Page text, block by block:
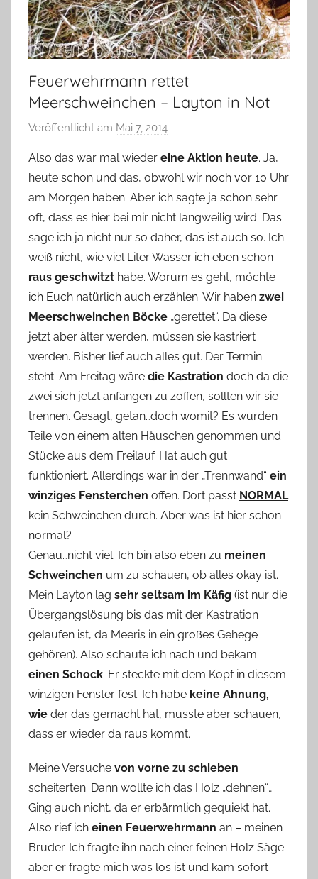
Feuerwehrmann rettet
Meerschweinchen – Layton in Not
Veröffentlicht am Mai 7, 2014
n
Y
v
o
n
n
e
Also das war mal wieder eine Aktion heute. Ja,
heute schon und das, obwohl wir noch vor 10 Uhr
am Morgen haben. Aber ich sagte ja schon sehr
oft, dass es hier bei mir nicht langweilig wird. Das
sage ich ja nicht nur so daher, das ist auch so. Ich
weiß nicht, wie viel Liter Wasser ich eben schon
raus geschwitzt habe. Worum es geht, möchte
ich Euch natürlich auch erzählen. Wir haben zwei
Meerschweinchen Böcke „gerettet“. Da diese
jetzt aber älter werden, müssen sie kastriert
werden. Bisher lief auch alles gut. Der Termin
steht. Am Freitag wäre die Kastration doch da die
zwei sich jetzt anfangen zu zoffen, sollten wir sie
trennen. Gesagt, getan…doch womit? Es wurden
Teile von einem alten Häuschen genommen und
Stücke aus dem Freilauf. Hat auch gut
funktioniert. Allerdings war in der „Trennwand“ ein
winziges Fensterchen offen. Dort passt NORMAL
kein Schweinchen durch. Aber was ist hier schon
normal?
Genau…nicht viel. Ich bin also eben zu meinen
Schweinchen um zu schauen, ob alles okay ist.
Mein Layton lag sehr seltsam im Käfig (ist nur die
Übergangslösung bis das mit der Kastration
gelaufen ist, da Meeris in ein großes Gehege
gehören). Also schaute ich nach und bekam
einen Schock. Er steckte mit dem Kopf in diesem
winzigen Fenster fest. Ich habe keine Ahnung,
wie der das gemacht hat, musste aber schauen,
dass er wieder da raus kommt.
Meine Versuche von vorne zu schieben
scheiterten. Dann wollte ich das Holz „dehnen“…
Ging auch nicht, da er erbärmlich gequiekt hat.
Also rief ich einen Feuerwehrmann an – meinen
Bruder. Ich fragte ihn nach einer feinen Holz Säge
aber er fragte mich was los ist und kam sofort